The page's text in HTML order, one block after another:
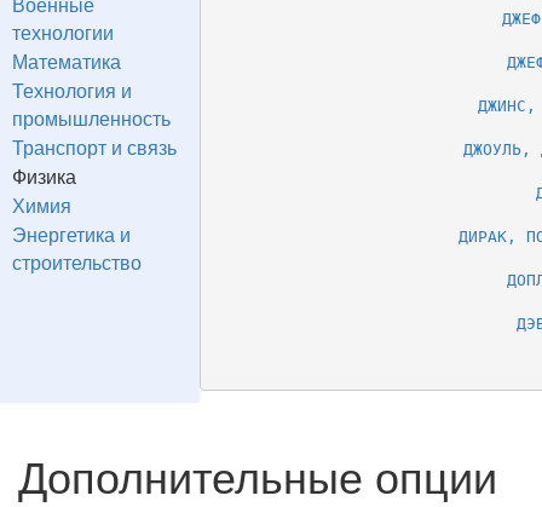
технологии
Математика
Технология и
промышленность
Транспорт и связь
Физика
Химия
Энергетика и
строительство
ДЖИНС,
ДЖОУЛЬ,
ДИРАК,
Дополнительные опции